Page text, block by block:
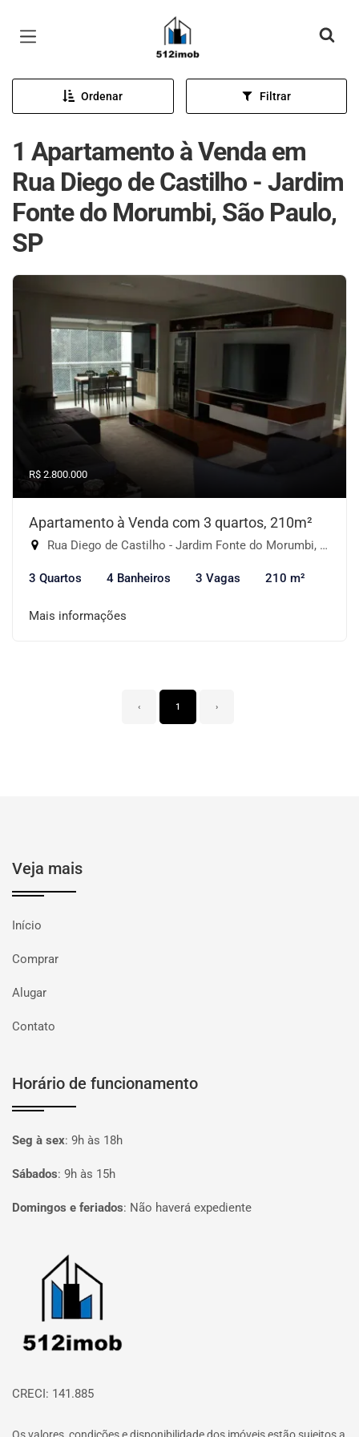
Página inicial
Ordenar Filtrar
1 Apartamento à Venda em
Rua Diego de Castilho - Jardim
Fonte do Morumbi, São Paulo,
SP
R$ 2.800.000
Apartamento à Venda com 3 quartos, 210m²
Rua Diego de Castilho - Jardim Fonte do Morumbi, São Paulo-SP
3 Quartos 4 Banheiros 3 Vagas 210 m²
Mais informações
‹ 1 ›
Veja mais
Início
Comprar
Alugar
Contato
Horário de funcionamento
Seg à sex: 9h às 18h
Sábados: 9h às 15h
Domingos e feriados: Não haverá expediente
Página inicial
CRECI: 141.885
Os valores, condições e disponibilidade dos imóveis estão sujeitos a